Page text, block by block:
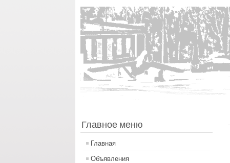
Главное меню
Главная
Объявления